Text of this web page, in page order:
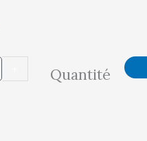
Quantité